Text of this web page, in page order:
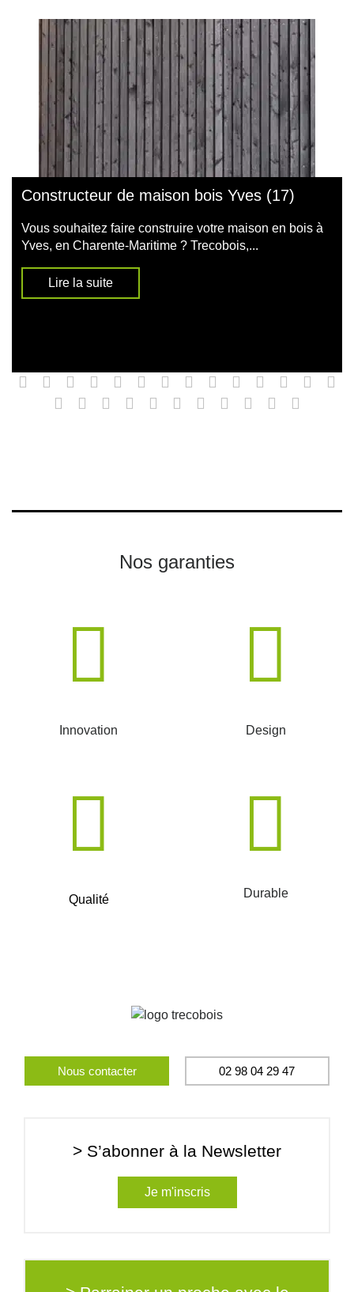
Constructeur de maison bois Yves (17)
Vous souhaitez faire construire votre maison en bois à
Yves, en Charente-Maritime ? Trecobois,...
Lire la suite
Nos garanties
Innovation Design
Qualité Durable
Nous contacter 02 98 04 29 47
> S’abonner à la Newsletter
Je m'inscris